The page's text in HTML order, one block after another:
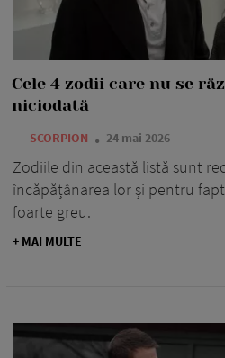
Cele 4 zodii care nu se
niciodată
— SCORPION 24 mai 2026
Zodiile din această listă sunt
încăpățânarea lor și pentru
foarte greu.
+ MAI MULTE